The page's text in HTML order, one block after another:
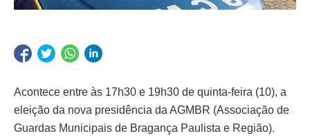
Acontece entre às 17h30 e 19h30 de quinta-feira (10), a
eleição da nova presidência da AGMBR (Associação de
Guardas Municipais de Bragança Paulista e Região).